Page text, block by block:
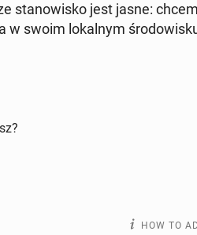
stanowisko jest jasne:
w swoim lokalnym
HOW TO